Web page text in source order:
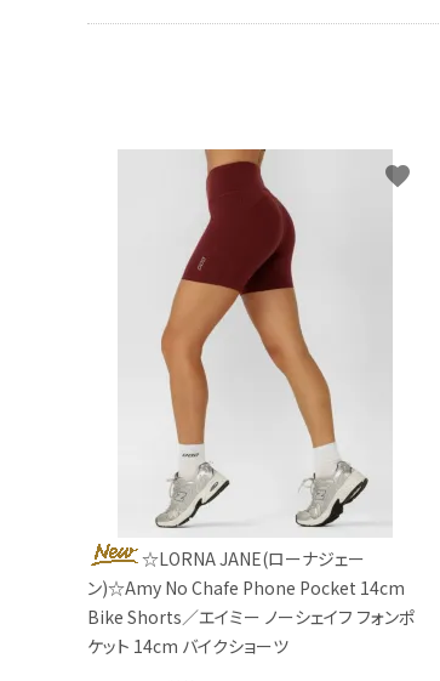
☆LORNA JANE(ローナジェー
ン)☆Amy No Chafe Phone Pocket 14cm
Bike Shorts／エイミー ノーシェイフ フォンポ
ケット 14cm バイクショーツ
favorite